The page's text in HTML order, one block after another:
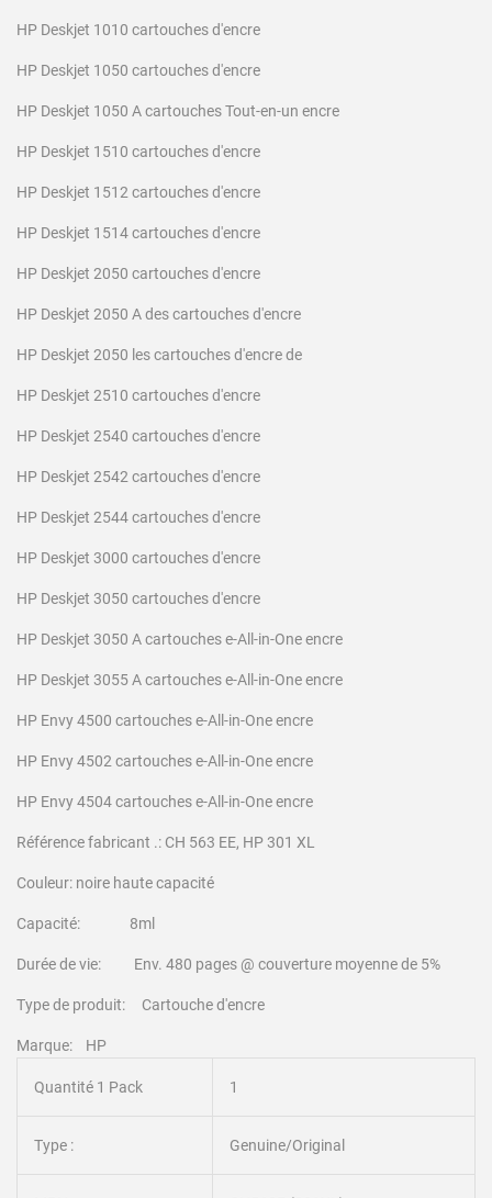
HP Deskjet 1010 cartouches d'encre
HP Deskjet 1050 cartouches d'encre
HP Deskjet 1050 A cartouches Tout-en-un encre
HP Deskjet 1510 cartouches d'encre
HP Deskjet 1512 cartouches d'encre
HP Deskjet 1514 cartouches d'encre
HP Deskjet 2050 cartouches d'encre
HP Deskjet 2050 A des cartouches d'encre
HP Deskjet 2050 les cartouches d'encre de
HP Deskjet 2510 cartouches d'encre
HP Deskjet 2540 cartouches d'encre
HP Deskjet 2542 cartouches d'encre
HP Deskjet 2544 cartouches d'encre
HP Deskjet 3000 cartouches d'encre
HP Deskjet 3050 cartouches d'encre
HP Deskjet 3050 A cartouches e-All-in-One encre
HP Deskjet 3055 A cartouches e-All-in-One encre
HP Envy 4500 cartouches e-All-in-One encre
HP Envy 4502 cartouches e-All-in-One encre
HP Envy 4504 cartouches e-All-in-One encre
Référence fabricant .: CH 563 EE, HP 301 XL
Couleur: noire haute capacité
Capacité: 8ml
Durée de vie: Env. 480 pages @ couverture moyenne de 5%
Type de produit: Cartouche d'encre
Marque: HP
Quantité 1 Pack 1
Type : Genuine/Original